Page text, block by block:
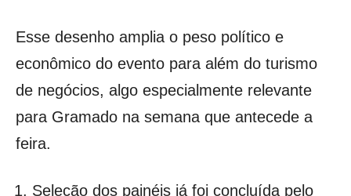
Esse desenho amplia o peso político e
econômico do evento para além do turismo
de negócios, algo especialmente relevante
para Gramado na semana que antecede a
feira.
Seleção dos painéis já foi concluída pelo